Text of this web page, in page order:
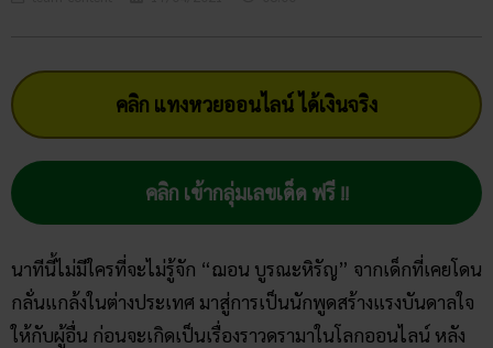
คลิก แทงหวยออนไลน์ ได้เงินจริง
คลิก เข้ากลุ่มเลขเด็ด ฟรี !!
นาทีนี้ไม่มีใครที่จะไม่รู้จัก “ฌอน บูรณะหิรัญ” จากเด็กที่เคยโดน
กลั่นแกล้งในต่างประเทศ มาสู่การเป็นนักพูดสร้างแรงบันดาลใจ
ให้กับผู้อื่น ก่อนจะเกิดเป็นเรื่องราวดรามาในโลกออนไลน์ หลัง